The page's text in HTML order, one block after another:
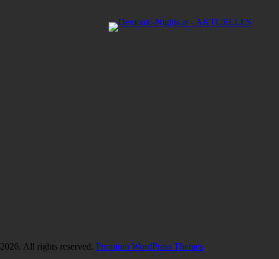
2026. All rights reserved. Premium WordPress Themes